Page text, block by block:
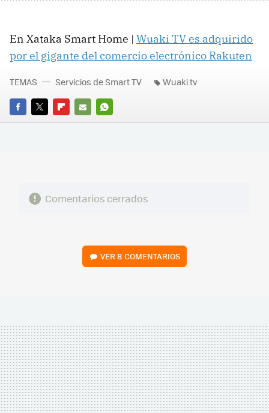
En Xataka Smart Home | Wuaki TV es adquirido
por el gigante del comercio electrónico Rakuten
FACEBOOK
TWITTERFLIPBOARD
E-
WHATSAPP
TEMAS Servicios de Smart TV Wuaki.tv
Comentarios cerrados
VER8 COMENTARIOS